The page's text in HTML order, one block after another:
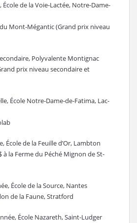
École de la Voie-Lactée, Notre-Dame-
Mont-Mégantic (Grand prix niveau
Polyvalente Montignac
prix niveau secondaire et
École Notre-Dame-de-Fatima, Lac-
École de la Feuille d’Or, Lambton
à la Ferme du Péché Mignon de St-
École de la Source, Nantes
de la Faune, Stratford
École Nazareth, Saint-Ludger